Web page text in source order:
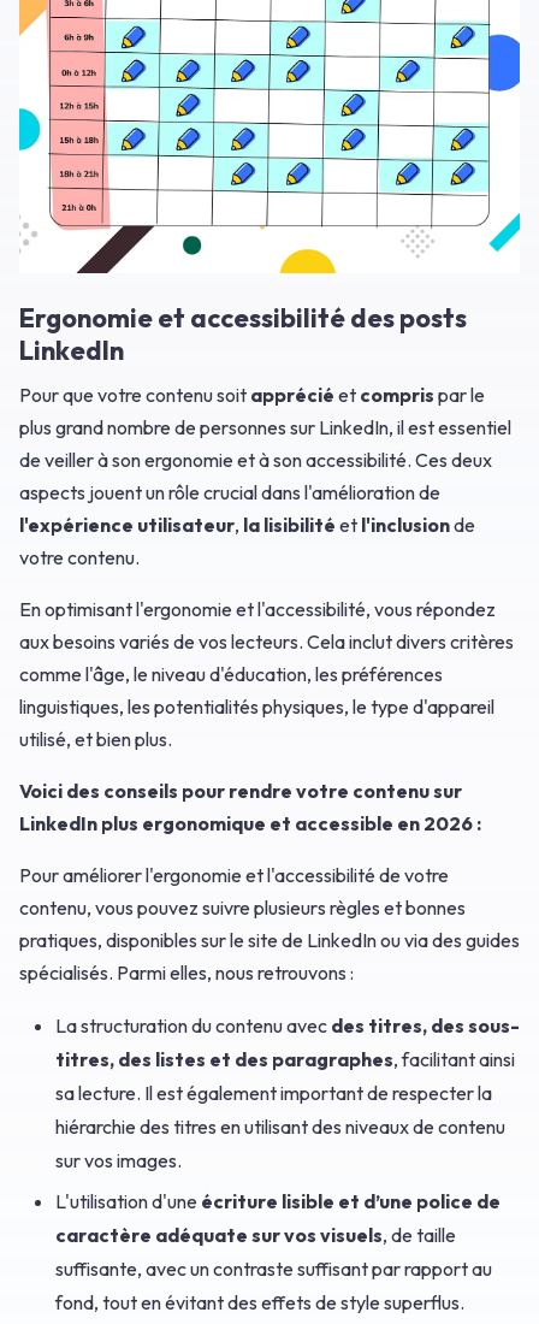
Ergonomie et accessibilité des posts
LinkedIn
Pour que votre contenu soit apprécié et compris par le
plus grand nombre de personnes sur LinkedIn, il est essentiel
de veiller à son ergonomie et à son accessibilité. Ces deux
aspects jouent un rôle crucial dans l'amélioration de
l'expérience utilisateur, la lisibilité et l'inclusionde
votre contenu.
En optimisant l'ergonomie et l'accessibilité, vous répondez
aux besoins variés de vos lecteurs. Cela inclut divers critères
comme l'âge, le niveau d'éducation, les préférences
linguistiques, les potentialités physiques, le type d'appareil
utilisé, et bien plus.
Voici des conseils pour rendre votre contenu sur
LinkedIn plus ergonomique et accessible en 2026 :
Pour améliorer l'ergonomie et l'accessibilité de votre
contenu, vous pouvez suivre plusieurs règles et bonnes
pratiques, disponibles sur le site de LinkedIn ou via des guides
spécialisés. Parmi elles, nous retrouvons :
La structuration du contenu avec des titres, des sous-
titres, des listes et des paragraphes, facilitant ainsi
sa lecture. Il est également important de respecter la
hiérarchie des titres en utilisant des niveaux de contenu
sur vos images.
L'utilisation d'une écriture lisible et d’une police de
caractère adéquate sur vos visuels, de taille
suffisante, avec un contraste suffisant par rapport au
fond, tout en évitant des effets de style superflus.